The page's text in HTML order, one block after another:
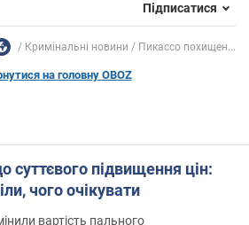
Підписатися
Кримінальні новини Пикассо похищен...
на головну OBOZ
суттєвого підвищення цін:
чого очікувати
вартість пального